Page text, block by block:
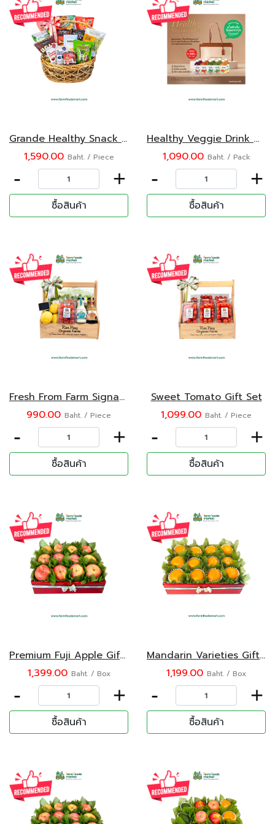
Grande Healthy Snack Gift set
1,590.00 Baht. / Piece
- +
ซื้อสินค้า
Healthy Veggie Drink Gift Set
1,090.00 Baht. / Pack
- +
ซื้อสินค้า
Fresh From Farm Signature Gift Set
990.00 Baht. / Piece
- +
ซื้อสินค้า
Sweet Tomato Gift Set
1,099.00 Baht. / Piece
- +
ซื้อสินค้า
Premium Fuji Apple Gift box
1,399.00 Baht. / Box
- +
ซื้อสินค้า
Mandarin Varieties Gift box
1,199.00 Baht. / Box
- +
ซื้อสินค้า